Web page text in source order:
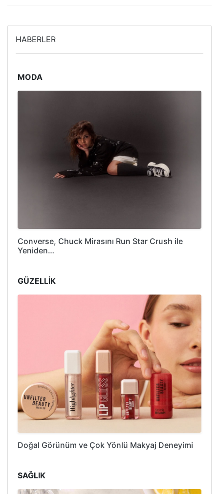
HABERLER
MODA
Converse, Chuck Mirasını Run Star Crush ile
Yeniden…
GÜZELLİK
Doğal Görünüm ve Çok Yönlü Makyaj Deneyimi
SAĞLIK